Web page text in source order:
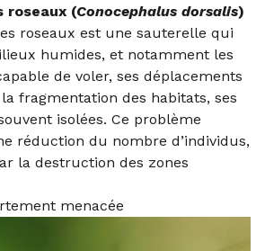
roseaux (Conocephalus dorsalis)
roseaux est une sauterelle qui
humides, et notamment les
de voler, ses déplacements
fragmentation des habitats, ses
isolées. Ce problème
réduction du nombre d’individus,
la destruction des zones
menacée